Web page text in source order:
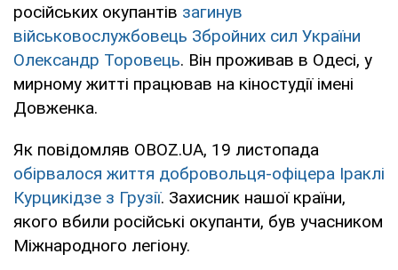
російських окупантів загинув
військовослужбовець Збройних сил України
Олександр Торовець. Він проживав в Одесі, у
мирному житті працював на кіностудії імені
Довженка.
Як повідомляв OBOZ.UA, 19 листопада
обірвалося життя добровольця-офіцера Іраклі
Курцикідзе з Грузії. Захисник нашої країни,
якого вбили російські окупанти, був учасником
Міжнародного легіону.